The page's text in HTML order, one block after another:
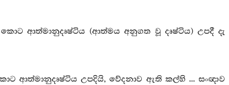
ආත්මානුදෘෂ්ටිය (ආත්මය අනුගත වූ දෘෂ්ටිය) උපදී දැ
උපදියි, වේදනාව ඇති කල්හි ... සංඥාව